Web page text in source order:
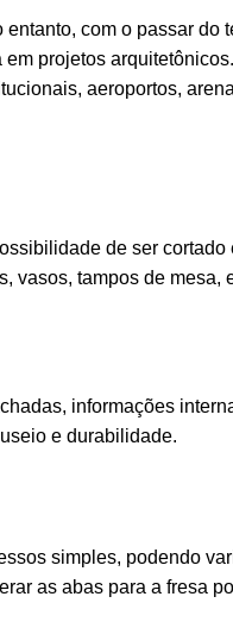
com o passar do
projetos
aeroportos,
de ser
vasos, tampos de mesa,
informações
e durabilidade.
simples, podendo
as abas para a fresa